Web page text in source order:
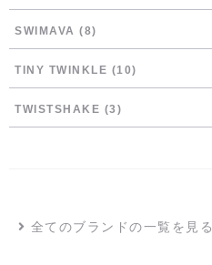
SWIMAVA (8)
TINY TWINKLE (10)
TWISTSHAKE (3)
全てのブランドの一覧を見る